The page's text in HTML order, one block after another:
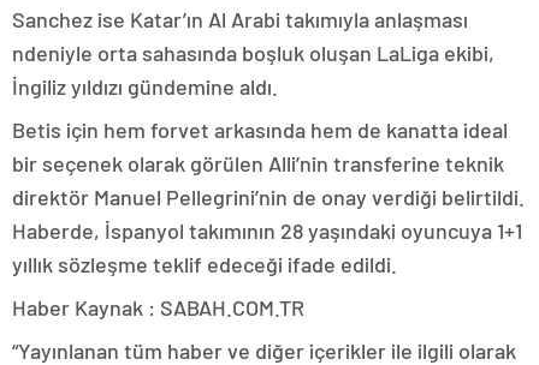
Sanchez ise Katar’ın Al Arabi takımıyla anlaşması
ndeniyle orta sahasında boşluk oluşan LaLiga ekibi,
İngiliz yıldızı gündemine aldı.
Betis için hem forvet arkasında hem de kanatta ideal
bir seçenek olarak görülen Alli’nin transferine teknik
direktör Manuel Pellegrini’nin de onay verdiği belirtildi.
Haberde, İspanyol takımının 28 yaşındaki oyuncuya 1+1
yıllık sözleşme teklif edeceği ifade edildi.
Haber Kaynak : SABAH.COM.TR
“Yayınlanan tüm haber ve diğer içerikler ile ilgili olarak